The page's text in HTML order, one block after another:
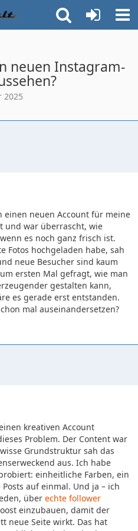
neuen Instagram-
2025
einen neuen Account für meine
und war überrascht, wie
es noch ganz frisch ist.
Fotos hochgeladen habe, sah
neue Besucher sind kaum
ersten Mal gefragt, wie man
gestalten kann,
es gerade erst entstanden.
mal auseinandersetzen?
kreativen Account
Problem. Der Content war
Grundstruktur sah das
aus. Ich habe
einheitliche Farben, ein
auf einmal. Und ja – ich
über echte follower
einzubauen, damit der
neue Seite wirkt. Das hat